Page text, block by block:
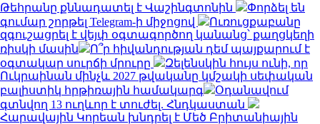
Թեհրանը քննադատել է Վաշինգտոնին
Փորձել են
գումար շորթել Telegram-ի միջոցով
Ուռուցքաբանը
զգուշացրել է վեյփ օգտագործող կանանց՝ քաղցկեղի
ռիսկի մասին
Ո՞ր հիվանդության դեմ պայքարում է
օգտակար սուրճի մրուրը
Զելենսկին հույս ունի, որ
Ուկրաինան մինչև 2027 թվականը կմշակի սեփական
բալիստիկ հրթիռային համակարգ
Օդանավում
գտնվող 13 ուղևոր է տուժել. Հնդկաստան
Հարավային Կորեան խնդրել է Մեծ Բրիտանիային